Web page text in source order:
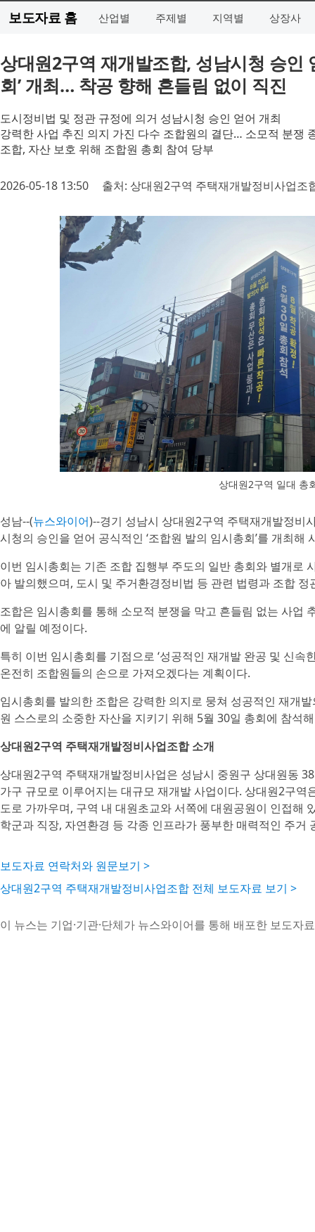
보도자료 홈 산업별 주제별 지역별 상장사
상대원2구역 재개발조합, 성남시청 승인
회’ 개최… 착공 향해 흔들림 없이 직진
도시정비법 및 정관 규정에 의거 성남시청 승인 얻어 개최
강력한 사업 추진 의지 가진 다수 조합원의 결단… 소모적 분쟁
조합, 자산 보호 위해 조합원 총회 참여 당부
2026-05-18 13:50 출처: 상대원2구역 주택재개발정비사업조
상대원2구역 일대 총
성남--(뉴스와이어)--경기 성남시 상대원2구역 주택재개발정비
시청의 승인을 얻어 공식적인 ‘조합원 발의 임시총회’를 개최
이번 임시총회는 기존 조합 집행부 주도의 일반 총회와 별개로
아 발의했으며, 도시 및 주거환경정비법 등 관련 법령과 조합
조합은 임시총회를 통해 소모적 분쟁을 막고 흔들림 없는 사업
에 알릴 예정이다.
특히 이번 임시총회를 기점으로 ‘성공적인 재개발 완공 및 신속
온전히 조합원들의 손으로 가져오겠다는 계획이다.
임시총회를 발의한 조합은 강력한 의지로 뭉쳐 성공적인 재개
원 스스로의 소중한 자산을 지키기 위해 5월 30일 총회에 참석
상대원2구역 주택재개발정비사업조합 소개
상대원2구역 주택재개발정비사업은 성남시 중원구 상대원동
가구 규모로 이루어지는 대규모 재개발 사업이다. 상대원2구
도로 가까우며, 구역 내 대원초교와 서쪽에 대원공원이 인접해
학군과 직장, 자연환경 등 각종 인프라가 풍부한 매력적인 주거
보도자료 연락처와 원문보기 >
상대원2구역 주택재개발정비사업조합 전체 보도자료 보기 >
이 뉴스는 기업·기관·단체가 뉴스와이어를 통해 배포한 보도자